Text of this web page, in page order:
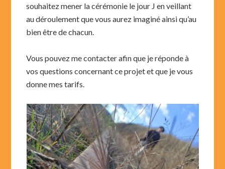
souhaitez mener la cérémonie le jour J en veillant
au déroulement que vous aurez imaginé ainsi qu’au
bien être de chacun.
Vous pouvez me contacter afin que je réponde à
vos questions concernant ce projet et que je vous
donne mes tarifs.